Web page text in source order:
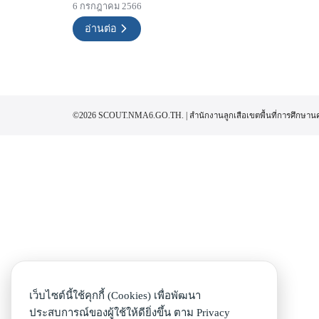
6 กรกฎาคม 2566
อ่านต่อ
©2026 SCOUT.NMA6.GO.TH. | สำนักงานลูกเสือเขตพื้นที่การศึกษาน
เว็บไซต์นี้ใช้คุกกี้ (Cookies) เพื่อพัฒนา
ประสบการณ์ของผู้ใช้ให้ดียิ่งขึ้น ตาม Privacy